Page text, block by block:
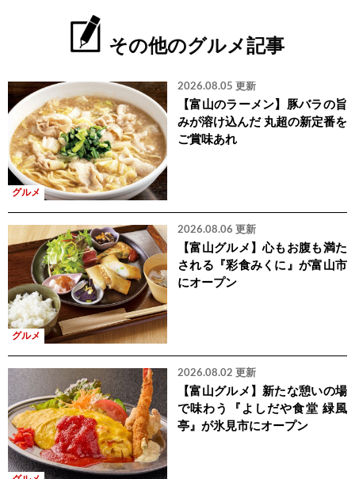
その他のグルメ記事
グルメ
2026.08.05 更新
【富山のラーメン】豚バラの旨
みが溶け込んだ 丸超の新定番を
ご賞味あれ
グルメ
2026.08.06 更新
【富山グルメ】心もお腹も満た
される『彩食みくに』が富山市
にオープン
2026.08.02 更新
【富山グルメ】新たな憩いの場
で味わう『よしだや食堂 緑風
亭』が氷見市にオープン